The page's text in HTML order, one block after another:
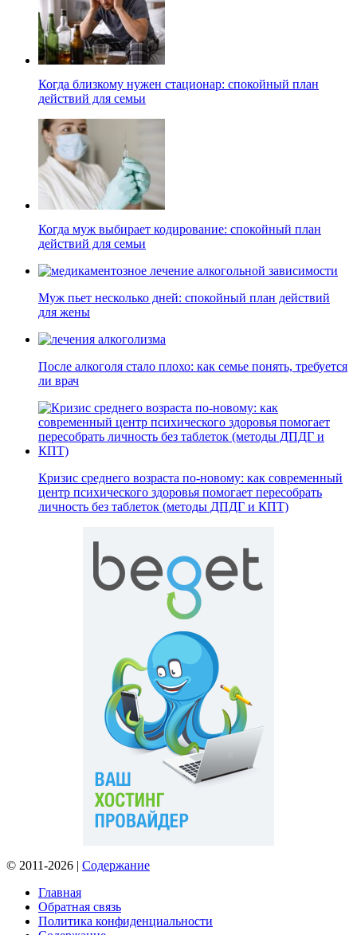
Когда близкому нужен стационар: спокойный план
действий для семьи
Когда муж выбирает кодирование: спокойный план
действий для семьи
Муж пьет несколько дней: спокойный план действий
для жены
После алкоголя стало плохо: как семье понять, требуется
ли врач
Кризис среднего возраста по-новому: как современный
центр психического здоровья помогает пересобрать
личность без таблеток (методы ДПДГ и КПТ)
© 2011-2026 | Содержание
Главная
Обратная связь
Политика конфиденциальности